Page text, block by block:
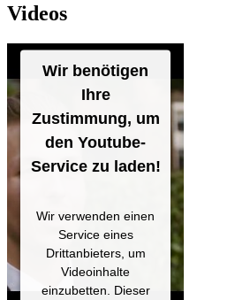
Videos
Wir benötigen
Ihre
Zustimmung, um
den Youtube-
Service zu laden!
Wir verwenden einen
Service eines
Drittanbieters, um
Videoinhalte
einzubetten. Dieser